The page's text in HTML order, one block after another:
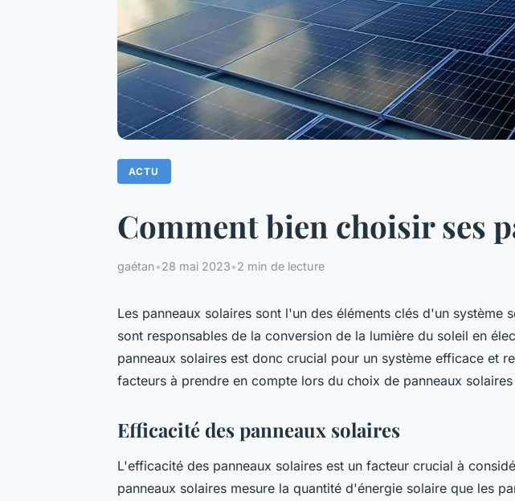
ACTU
Comment bien choisir ses
gaétan•28 mai 2023•2 min de lecture
Les panneaux solaires sont l'un des éléments clés d'un système
sont responsables de la conversion de la lumière du soleil en
panneaux solaires est donc crucial pour un système efficace et
facteurs à prendre en compte lors du choix de panneaux solaires
Efficacité des panneaux solaires
L'efficacité des panneaux solaires est un facteur crucial à
panneaux solaires mesure la quantité d'énergie solaire que les